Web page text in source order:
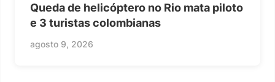
Queda de helicóptero no Rio mata piloto
e 3 turistas colombianas
agosto 9, 2026